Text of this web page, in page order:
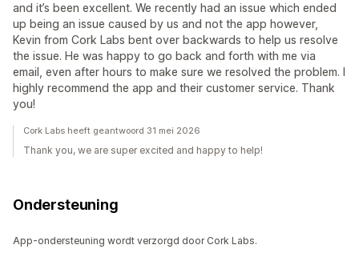
and it’s been excellent. We recently had an issue which ended
up being an issue caused by us and not the app however,
Kevin from Cork Labs bent over backwards to help us resolve
the issue. He was happy to go back and forth with me via
email, even after hours to make sure we resolved the problem. I
highly recommend the app and their customer service. Thank
you!
Cork Labs heeft geantwoord 31 mei 2026
Thank you, we are super excited and happy to help!
Ondersteuning
App-ondersteuning wordt verzorgd door Cork Labs.